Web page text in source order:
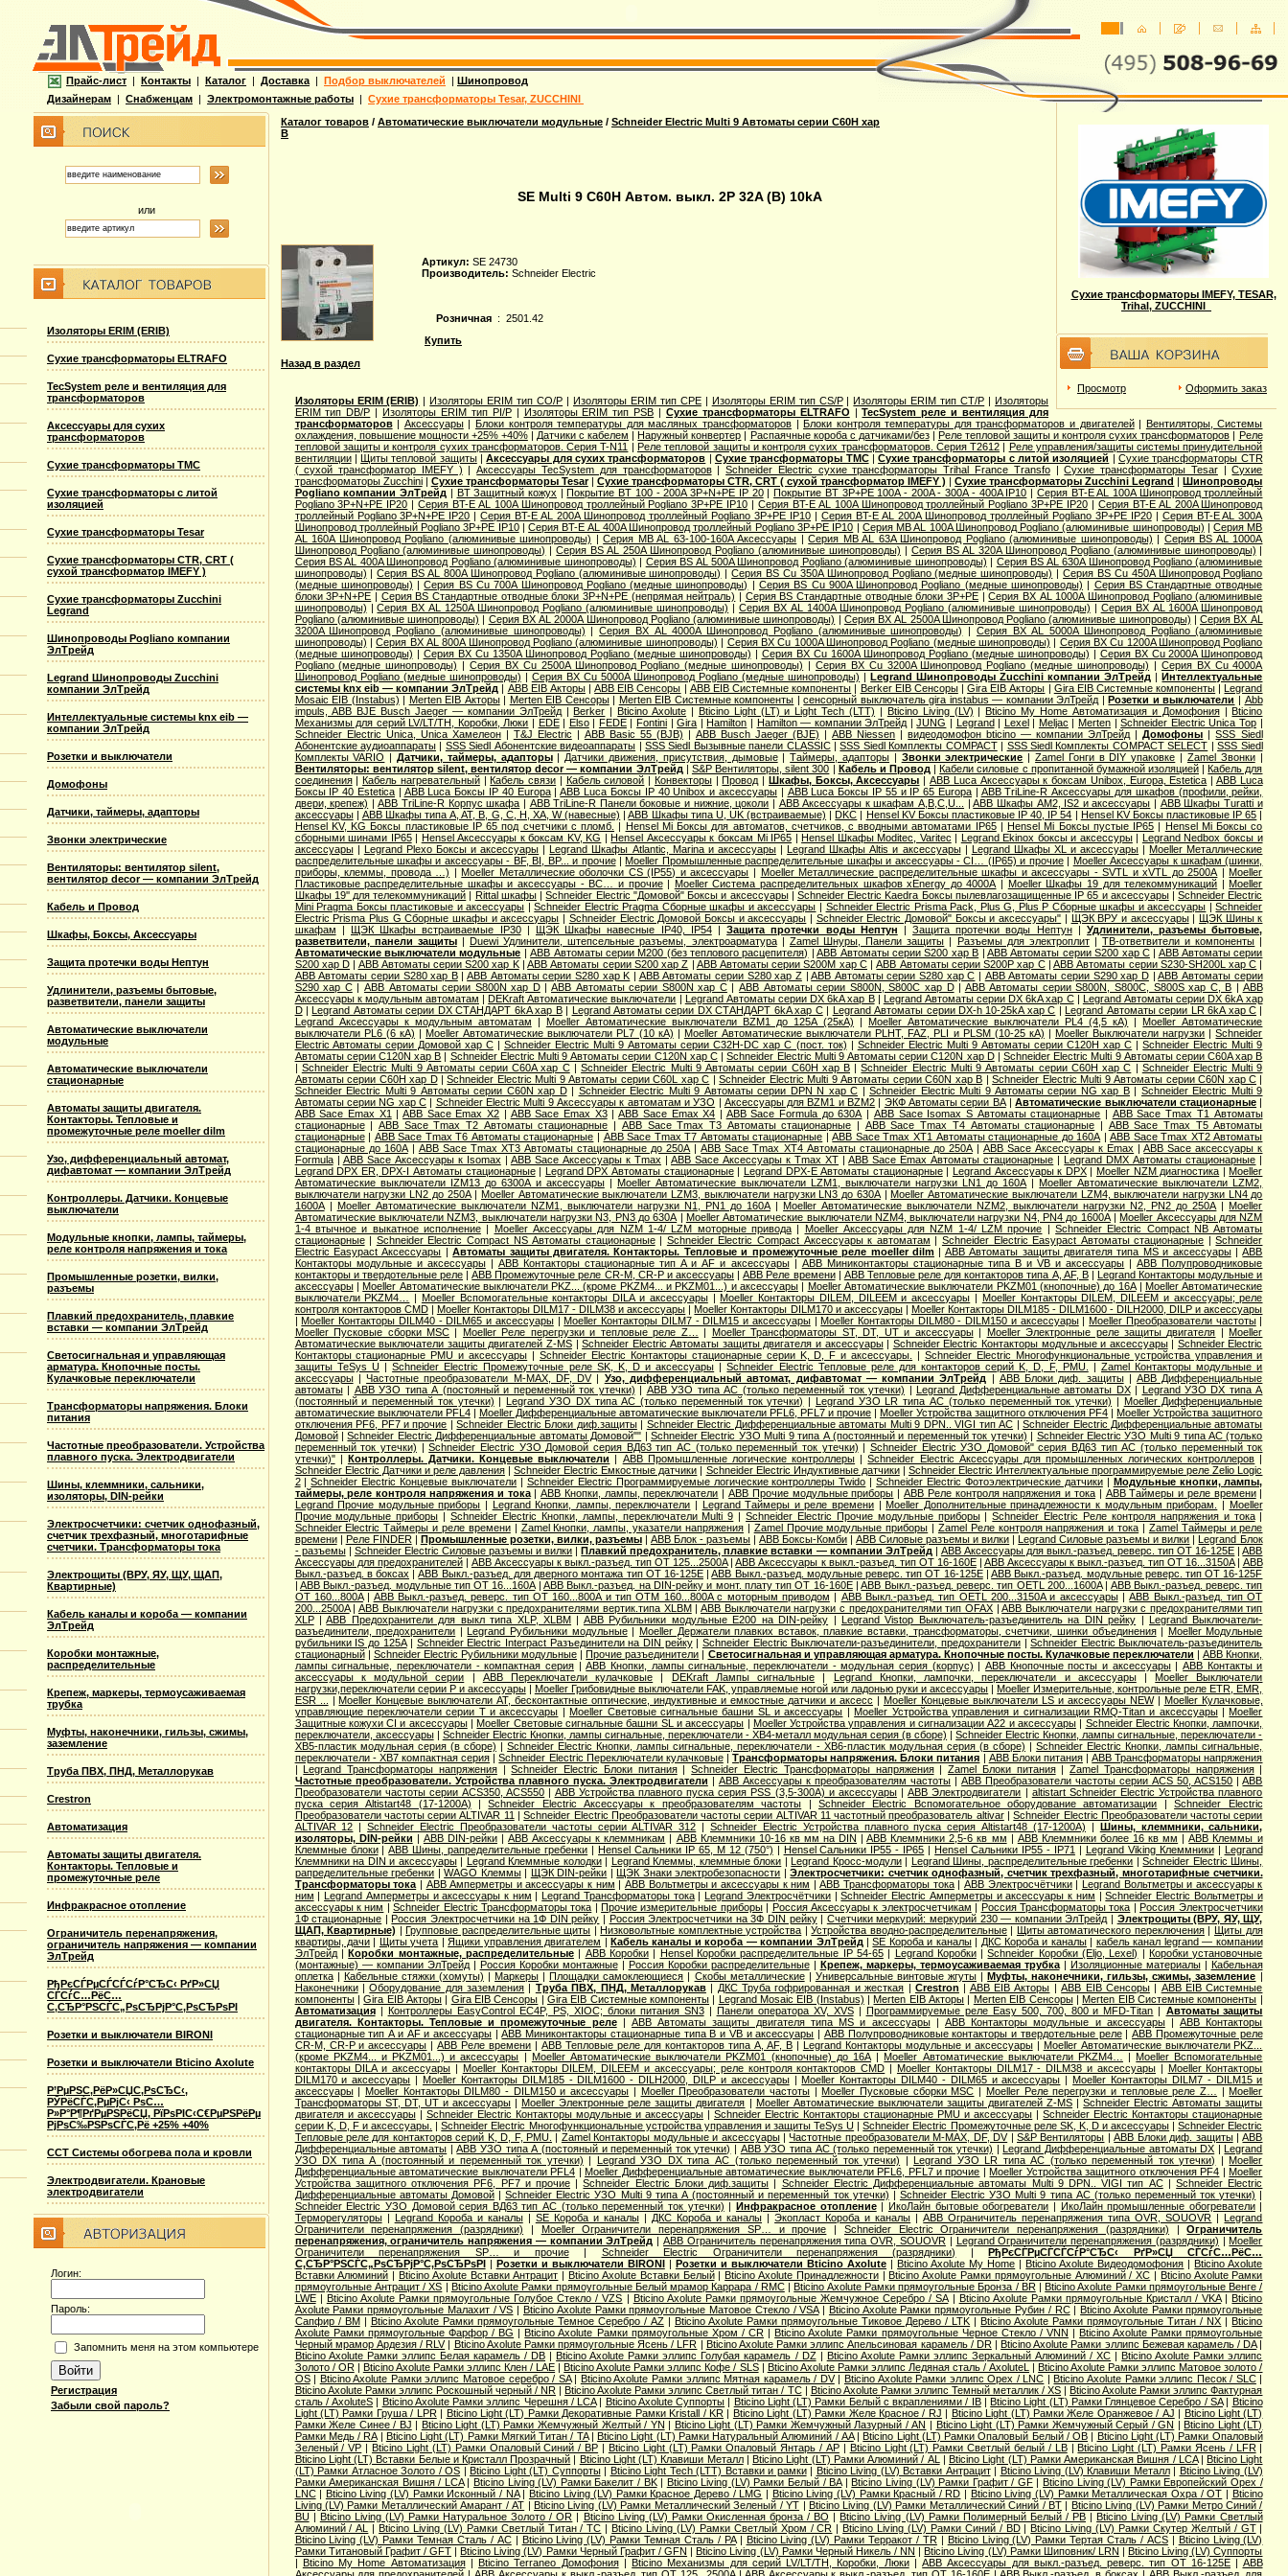
Прайс-лист | Контакты | Каталог | Доставка | Подбор выключателей | Шинопровод
Дизайнерам | Снабженцам | Электромонтажные работы | Сухие трансформаторы Tesar, ZUCCHINI
или
Изоляторы ERIM (ERIB)
Сухие трансформаторы ELTRAFO
TecSystem реле и вентиляция для
трансформаторов
Аксессуары для сухих
трансформаторов
Сухие трансформаторы TMC
Сухие трансформаторы с литой
изоляцией
Сухие трансформаторы Tesar
Сухие трансформаторы CTR, CRT (
сухой трансформатор IMEFY )
Сухие трансформаторы Zucchini
Legrand
Шинопроводы Pogliano компании
ЭлТрейд
Legrand Шинопроводы Zucchini
компании ЭлТрейд
Интеллектуальные системы knx eib —
компании ЭлТрейд
Розетки и выключатели
Домофоны
Датчики, таймеры, адапторы
Звонки электрические
Вентиляторы: вентилятор silent,
вентилятор decor — компании ЭлТрейд
Кабель и Провод
Шкафы, Боксы, Аксессуары
Защита протечки воды Нептун
Удлинители, разъемы бытовые,
разветвители, панели защиты
Автоматические выключатели
модульные
Автоматические выключатели
стационарные
Автоматы защиты двигателя.
Контакторы. Тепловые и
промежуточные реле moeller dilm
Узо, дифференциальный автомат,
дифавтомат — компании ЭлТрейд
Контроллеры. Датчики. Концевые
выключатели
Модульные кнопки, лампы, таймеры,
реле контроля напряжения и тока
Промышленные розетки, вилки,
разъемы
Плавкий предохранитель, плавкие
вставки — компании ЭлТрейд
Светосигнальная и управляющая
арматура. Кнопочные посты.
Кулачковые переключатели
Трансформаторы напряжения. Блоки
питания
Частотные преобразователи. Устройства
плавного пуска. Электродвигатели
Шины, клеммники, сальники,
изоляторы, DIN-рейки
Электросчетчики: счетчик однофазный,
счетчик трехфазный, многотарифные
счетчики. Трансформаторы тока
Электрощиты (ВРУ, ЯУ, ЩУ, ЩАП,
Квартирные)
Кабель каналы и короба — компании
ЭлТрейд
Коробки монтажные,
распределительные
Крепеж, маркеры, термоусаживаемая
трубка
Муфты, наконечники, гильзы, сжимы,
заземление
Труба ПВХ, ПНД, Металлорукав
Crestron
Автоматизация
Автоматы защиты двигателя.
Контакторы. Тепловые и
промежуточные реле
Инфракрасное отопление
Ограничитель перенапряжения,
ограничитель напряжения — компании
ЭлТрейд
РђРєСЃРµСЃСЃСѓР°СЂС‹ РґР»СЏ
СЃСѓС…РёС…
С‚СЂР°РЅСЃС„РѕСЂРјР°С‚РѕСЂРѕРІ
Розетки и выключатели BIRONI
Розетки и выключатели Bticino Axolute
Р’РµРЅС‚РёР»СЏС‚РѕСЂС‹,
РЎРёСЃС‚РµРјС‹ РѕС…
Р»Р°Р¶РґРµРЅРёСЏ, РїРѕРІС‹С€РµРЅРёРµ
РјРѕС‰РЅРѕСЃС‚Рё +25% +40%
ССТ Системы обогрева пола и кровли
Электродвигатели. Крановые
электродвигатели
Логин:
Пароль:
Запомнить меня на этом компьютере
Регистрация
Забыли свой пароль?
Сухие трансформаторы IMEFY, TESAR,
Trihal, ZUCCHINI
Просмотр Оформить заказ
Каталог товаров / Автоматические выключатели модульные / Schneider Electric Multi 9 Автоматы серии C60H хар
B
SE Multi 9 C60H Автом. выкл. 2P 32A (B) 10kA
Артикул: SE 24730
Производитель: Schneider Electric
Розничная : 2501.42
Купить
Назад в раздел
Изоляторы ERIM (ERIB) |Изоляторы ERIM тип CO/P |Изоляторы ERIM тип CPE| Изоляторы ERIM тип CS/P|Изоляторы ERIM тип CT/P |Изоляторы
ERIM тип DB/P |Изоляторы ERIM тип PI/P| Изоляторы ERIM тип PSB | Сухие трансформаторы ELTRAFO |TecSystem реле и вентиляция для
трансформаторов| Аксессуары| Блоки контроля температуры для масляных трансформаторов|Блоки контроля температуры для трансформаторов и двигателей| Вентиляторы, Системы
охлаждения, повышение мощности +25% +40%| Датчики с кабелем |Наружный конвертер | Распаячные короба с датчиками/без| Реле тепловой защиты и контроля сухих трансформаторов | Реле
тепловой защиты и контроля сухих трансформаторов. Серия T-N11 | Реле тепловой защиты и контроля сухих трансформаторов. Серия T2612 | Реле управления/защиты системы принудительной
вентиляции|Щиты тепловой защиты|Аксессуары для сухих трансформаторов | Сухие трансформаторы TMC|Сухие трансформаторы с литой изоляцией | Сухие трансформаторы CTR
( сухой трансформатор IMEFY ) |Аксессуары TecSystem для трансформаторов|Schneider Electric cухие трансформаторы Trihal France Transfo|Сухие трансформаторы Tesar|Сухие
трансформаторы Zucchini| Сухие трансформаторы Tesar| Сухие трансформаторы CTR, CRT ( сухой трансформатор IMEFY ) |Сухие трансформаторы Zucchini Legrand |Шинопроводы
Pogliano компании ЭлТрейд | BT Защитный кожух |Покрытие BT 100 - 200A 3P+N+PE IP 20|Покрытие BT 3P+PE 100A - 200A - 300A - 400A IP10 | Серия BT-E AL 100A Шинопровод троллейный
Pogliano 3P+N+PE IP20 |Серия BT-E AL 100A Шинопровод троллейный Pogliano 3P+PE IP10 |Серия BT-E AL 100A Шинопровод троллейный Pogliano 3P+PE IP20 | Серия BT-E AL 200A Шинопровод
троллейный Pogliano 3P+N+PE IP20 |Серия BT-E AL 200A Шинопровод троллейный Pogliano 3P+PE IP10 | Серия BT-E AL 200A Шинопровод троллейный Pogliano 3P+PE IP20| Серия BT-E AL 300A
Шинопровод троллейный Pogliano 3P+PE IP10|Серия BT-E AL 400A Шинопровод троллейный Pogliano 3P+PE IP10 | Серия MB AL 100A Шинопровод Pogliano (алюминивые шинопроводы) |Серия MB
AL 160A Шинопровод Pogliano (алюминивые шинопроводы) |Серия MB AL 63-100-160A Аксессуары |Серия MB AL 63A Шинопровод Pogliano (алюминивые шинопроводы) | Серия ВS AL 1000A
Шинопровод Pogliano (алюминивые шинопроводы) |Серия ВS AL 250A Шинопровод Pogliano (алюминивые шинопроводы) | Серия ВS AL 320A Шинопровод Pogliano (алюминивые шинопроводы) |
Серия ВS AL 400A Шинопровод Pogliano (алюминивые шинопроводы) | Серия ВS AL 500A Шинопровод Pogliano (алюминивые шинопроводы) | Серия ВS AL 630A Шинопровод Pogliano (алюминивые
шинопроводы) |Серия ВS AL 800A Шинопровод Pogliano (алюминивые шинопроводы) |Серия ВS Cu 350A Шинопровод Pogliano (медные шинопроводы) |Серия ВS Cu 450A Шинопровод Pogliano
(медные шинопроводы) |Серия ВS Cu 700A Шинопровод Pogliano (медные шинопроводы) |Серия ВS Cu 900A Шинопровод Pogliano (медные шинопроводы) | Серия ВS Стандартные отводные
блоки 3P+N+PE | Серия ВS Стандартные отводные блоки 3P+N+PE (непрямая нейтраль) | Серия ВS Стандартные отводные блоки 3P+PE |Серия ВХ AL 1000A Шинопровод Pogliano (алюминивые
шинопроводы) |Серия ВХ AL 1250A Шинопровод Pogliano (алюминивые шинопроводы) |Серия ВХ AL 1400A Шинопровод Pogliano (алюминивые шинопроводы) | Серия ВХ AL 1600A Шинопровод
Pogliano (алюминивые шинопроводы) | Серия ВХ AL 2000A Шинопровод Pogliano (алюминивые шинопроводы) | Серия ВХ AL 2500A Шинопровод Pogliano (алюминивые шинопроводы) |Серия ВХ AL
3200A Шинопровод Pogliano (алюминивые шинопроводы) |Серия ВХ AL 4000A Шинопровод Pogliano (алюминивые шинопроводы) | Серия ВХ AL 5000A Шинопровод Pogliano (алюминивые
шинопроводы) |Серия ВХ AL 800A Шинопровод Pogliano (алюминивые шинопроводы) | Серия ВХ Cu 1000A Шинопровод Pogliano (медные шинопроводы) | Серия ВХ Cu 1200A Шинопровод Pogliano
(медные шинопроводы) | Серия ВХ Cu 1350A Шинопровод Pogliano (медные шинопроводы) | Серия ВХ Cu 1600A Шинопровод Pogliano (медные шинопроводы) | Серия ВХ Cu 2000A Шинопровод
Pogliano (медные шинопроводы) |Серия ВХ Cu 2500A Шинопровод Pogliano (медные шинопроводы) | Серия ВХ Cu 3200A Шинопровод Pogliano (медные шинопроводы) | Серия ВХ Cu 4000A
Шинопровод Pogliano (медные шинопроводы) | Серия ВХ Cu 5000A Шинопровод Pogliano (медные шинопроводы) |Legrand Шинопроводы Zucchini компании ЭлТрейд |Интеллектуальные
системы knx eib — компании ЭлТрейд | ABB EIB Акторы|ABB EIB Сенсоры | ABB EIB Системные компоненты | Berker EIB Сенсоры|Gira EIB Акторы | Gira EIB Системные компоненты |Legrand
Mosaic ЕIB (Instabus) | Merten EIB Акторы| Merten EIB Сенсоры| Merten EIB Системные компоненты |сенсорный выключатель gira instabus — компании ЭлТрейд |Розетки и выключатели | Abb
impuls, АВВ BJE Busch Jaeger — компании ЭлТрейд|Berker |Bticino Axolute | Bticino Light (LT) и Light Tech (LTT) | Bticino Living (LV) |Bticino My Home Автоматизация и Домофония|Bticino
Механизмы для серий LV/LT/TH, Коробки, Люки | EDE| Elso| FEDE|Fontini |Gira |Hamilton | Hamilton — компании ЭлТрейд |JUNG | Legrand| Lexel| Meljac |Merten |Schneider Electric Unica Top|
Schneider Electric Unica, Unica Хамелеон| T&J Electric | АВВ Basic 55 (BJB) | АВВ Busch Jaeger (BJE) |АВВ Niessen |видеодомофон bticino — компании ЭлТрейд |Домофоны |SSS Siedl
Абонентские аудиоаппараты | SSS Siedl Абонентские видеоаппараты | SSS Siedl Вызывные панели CLASSIC|SSS Siedl Комплекты COMPACT| SSS Siedl Комплекты COMPACT SELECT |SSS Siedl
Комплекты VARIO | Датчики, таймеры, адапторы| Датчики движения, присутствия, дымовые|Таймеры, адапторы | Звонки электрические |Zamel Гонги в DIY упаковке | Zamel Звонки|
Вентиляторы: вентилятор silent, вентилятор decor — компании ЭлТрейд | S&P Вентиляторы, silent 300 | Кабель и Провод |Кабели силовые с пропитанной бумажной изоляцией |Кабель для
соединения|Кабель нагревательный|Кабель связи | Кабель силовой | Конвекторы|Провод | Шкафы, Боксы, Аксессуары | ABB Luca Аксессуары к боксам Unibox, Europa, Estetica | ABB Luca
Боксы IP 40 Estetica | ABB Luca Боксы IP 40 Europa|ABB Luca Боксы IP 40 Unibox и аксессуары| ABB Luca Боксы IP 55 и IP 65 Europa | ABB TriLine-R Аксессуары для шкафов (профили, рейки,
двери, крепеж) |ABB TriLine-R Корпус шкафа | ABB TriLine-R Панели боковые и нижние, цоколи | ABB Аксессуары к шкафам A,B,C,U... |ABB Шкафы AM2, IS2 и аксессуары | ABB Шкафы Turatti и
аксессуары| ABB Шкафы типа A, AT, B, G, C, H, XA, W (навесные) |ABB Шкафы типа U, UK (встраиваемые) |DKC | Hensel KV Боксы пластиковые IP 40, IP 54 | Hensel KV Боксы пластиковые IP 65 |
Hensel KV, KG Боксы пластиковые IP 65 под счетчики с пломб.
| Hensel Mi Боксы для автоматов, счетчиков, с вводными автоматами IP65|Hensel Mi Боксы пустые IP65 | Hensel Mi Боксы со
сборными шинами IP65| Hensel Аксессуары к боксам KV, KG |Hensel Аксессуары к боксам Mi IP65 |Hensel Шкафы Moditec, Varitec | Legrand Ekinox боксы и аксессуры| Legrand Nedbox боксы и
аксессуары| Legrand Plexo Боксы и аксессуары |Legrand Шкафы Atlantic, Marina и аксессуары|Legrand Шкафы Altis и аксессуары| Legrand Шкафы XL и аксессуары |Moeller Металлические
распределительные шкафы и аксессуары - BF, BI, BP... и прочие|Moeller Промышленные распределительные шкафы и аксессуары - CI… (IP65) и прочие| Moeller Аксессуары к шкафам (шинки,
приборы, клеммы, провода …) |Moeller Металлические оболочки CS (IP55) и аксессуары | Moeller Металлические распределительные шкафы и аксессуары - SVTL и xVTL до 2500А |Moeller
Пластиковые распределительные шкафы и аксессуары - BC… и прочие| Moeller Система распределительных шкафов xEnergy до 4000А | Moeller Шкафы 19 для телекоммуникаций |Moeller
Шкафы 19'' для телекоммуникаций | Rittal шкафы|Schneider Electric "Домовой" Боксы и аксессуары| Schneider Electric Kaedra Боксы пылевлагозащищенные IP 65 и аксессуары|Schneider Electric
Mini Pragma Боксы пластиковые и аксессуары |Schneider Electric Pragma Сборные шкафы и аксессуары | Schneider Electric Prisma Pack, Plus G, Plus P Сборные шкафы и аксессуары |Schneider
Electric Prisma Plus G Сборные шкафы и аксессуары | Schneider Electric Домовой Боксы и аксессуары | Schneider Electric Домовой" Боксы и аксессуары" | ЩЭК ВРУ и аксессуары|ЩЭК Шины к
шкафам | ЩЭК Шкафы встраиваемые IP30| ЩЭК Шкафы навесные IP40, IP54|Защита протечки воды Нептун |Защита протечки воды Нептун|Удлинители, разъемы бытовые,
разветвители, панели защиты|Duewi Удлинители, штепсельные разъемы, электроарматура| Zamel Шнуры, Панели защиты | Разъемы для электроплит|ТВ-ответвители и компоненты |
Автоматические выключатели модульные |ABB Автоматы серии M200 (без теплового расцепителя) |ABB Автоматы серии S200 хар B | ABB Автоматы серии S200 хар C| ABB Автоматы серии
S200 хар D | ABB Автоматы серии S200 хар K|ABB Автоматы серии S200 хар Z | ABB Автоматы серии S200M хар С|ABB Автоматы серии S200P хар C|ABB Автоматы серии S230-SH200L хар С |
ABB Автоматы серии S280 хар B|ABB Автоматы серии S280 хар K | ABB Автоматы серии S280 хар Z|ABB Автоматы серии S280 хар С | ABB Автоматы серии S290 хар D|ABB Автоматы серии
S290 хар С| ABB Автоматы серии S800N хар D| ABB Автоматы серии S800N хар С|ABB Автоматы серии S800N, S800C хар D| ABB Автоматы серии S800N, S800C, S800S хар С, B | ABB
Аксессуары к модульным автоматам |DEKraft Автоматические выключатели | Legrand Автоматы серии DX 6kA хар B| Legrand Автоматы серии DX 6kA хар C| Legrand Автоматы серии DX 6kA хар
D|Legrand Автоматы серии DX СТАНДАРТ 6kA хар B| Legrand Автоматы серии DX СТАНДАРТ 6kA хар C| Legrand Автоматы серии DX-h 10-25kA хар C |Legrand Автоматы серии LR 6kA хар C|
Legrand Аксессуары к модульным автоматам | Moeller Автоматические выключатели BZM1 до 125А (25кА) |Moeller Автоматические выключатели PL4 (4,5 кА) |Moeller Автоматические
выключатели PL6 (6 кА) |Moeller Автоматические выключатели PL7 (10 кА) | Moeller Автоматические выключатели PLHT, FAZ, PLI и PLSM (10-25 кА) |Moeller Выключатели нагрузки |Schneider
Electric Aвтоматы серии Домовой хар C| Schneider Electric Multi 9 Автоматы серии C32H-DC хар C (пост. ток) | Schneider Electric Multi 9 Автоматы серии C120H хар C |Schneider Electric Multi 9
Автоматы серии C120N хар B | Schneider Electric Multi 9 Автоматы серии C120N хар C|Schneider Electric Multi 9 Автоматы серии C120N хар D|Schneider Electric Multi 9 Автоматы серии C60A хар B
| Schneider Electric Multi 9 Автоматы серии C60A хар C|Schneider Electric Multi 9 Автоматы серии C60H хар B |Schneider Electric Multi 9 Автоматы серии C60H хар C | Schneider Electric Multi 9
Автоматы серии C60H хар D|Schneider Electric Multi 9 Автоматы серии C60L хар C |Schneider Electric Multi 9 Автоматы серии C60N хар B |Schneider Electric Multi 9 Автоматы серии C60N хар C |
Schneider Electric Multi 9 Автоматы серии C60N хар D| Schneider Electric Multi 9 Автоматы серии DPN N хар С |Schneider Electric Multi 9 Автоматы серии NG хар B| Schneider Electric Multi 9
Автоматы серии NG хар С| Schneider Electric Multi 9 Аксессуары к автоматам и УЗО | Аксессуары для BZM1 и BZM2 | ЭКФ Автоматы серии ВА|Автоматические выключатели стационарные |
ABB Sace Emax X1 |ABB Sace Emax X2 | ABB Sace Emax X3|ABB Sace Emax X4 | ABB Sace Formula до 630А | ABB Sace Isomax S Автоматы стационарные | ABB Sace Tmax T1 Автоматы
стационарные| ABB Sace Tmax T2 Автоматы стационарные | ABB Sace Tmax T3 Автоматы стационарные | ABB Sace Tmax T4 Автоматы стационарные | ABB Sace Tmax T5 Автоматы
стационарные| ABB Sace Tmax T6 Автоматы стационарные | ABB Sace Tmax T7 Автоматы стационарные |ABB Sace Tmax XT1 Автоматы стационарные до 160А |ABB Sace Tmax XT2 Автоматы
стационарные до 160А| ABB Sace Tmax XT3 Автоматы стационарные до 250А |ABB Sace Tmax XT4 Автоматы стационарные до 250А| ABB Sace Аксессуары к Emax |ABB Sace аксессуары к
Formula| ABB Sace Аксессуары к Isomax | ABB Sace Аксессуары к Tmax | ABB Sace Аксессуары к Tmax XT |ABB Sace Еmax Автоматы стационарные |Legrand DMX Автоматы стационарные |
Legrand DPX ER, DPX-I Автоматы стационарные| Legrand DPX Автоматы стационарные| Legrand DPX-E Автоматы стационарные| Legrand Аксессуары к DPX| Moeller NZM диагностика |Moeller
Автоматические выключатели IZM13 до 6300А и аксессуары| Moeller Автоматические выключатели LZM1, выключатели нагрузки LN1 до 160А |Moeller Автоматические выключатели LZM2,
выключатели нагрузки LN2 до 250А| Moeller Автоматические выключатели LZM3, выключатели нагрузки LN3 до 630А|Moeller Автоматические выключатели LZM4, выключатели нагрузки LN4 до
1600А| Moeller Автоматические выключатели NZM1, выключатели нагрузки N1, PN1 до 160А|Moeller Автоматические выключатели NZM2, выключатели нагрузки N2, PN2 до 250А |Moeller
Автоматические выключатели NZM3, выключатели нагрузки N3, PN3 до 630А | Moeller Автоматические выключатели NZM4, выключатели нагрузки N4, PN4 до 1600А|Moeller Аксессуары для NZM
1-4 втычное и выкатное исполнение| Moeller Аксессуары для NZM 1-4/ LZM моторные привода| Moeller Аксессуары для NZM 1-4/ LZM прочие |Schneider Electric Compact NB Автоматы
стационарные| Schneider Electric Compact NS Автоматы стационарные| Schneider Electric Compact Аксессуары к автоматам | Schneider Electric Easypact Автоматы стационарные |Schneider
Electric Easypact Аксессуары |Автоматы защиты двигателя. Контакторы. Тепловые и промежуточные реле moeller dilm| ABB Автоматы защиты двигателя типа MS и аксессуары|ABB
Контакторы модульные и аксессуары| ABB Контакторы стационарные тип A и AF и аксессуары| ABB Миниконтакторы стационарные типа B и VB и аксессуары |ABB Полупроводниковые
контакторы и твердотельные реле|ABB Промежуточные реле CR-M, CR-P и аксессуары |ABB Реле времени| ABB Тепловые реле для контакторов типа A, AF, B|Legrand Контакторы модульные и
аксессуары|Moeller Автоматические выключатели PKZ... (кроме PKZM4... и PKZM01...) и аксессуары | Moeller Автоматические выключатели PKZM01 (кнопочные) до 16А|Moeller Автоматические
выключатели PKZM4…
| Moeller Вспомогательные контакторы DILA и аксессуары|Moeller Контакторы DILEM, DILEEM и аксессуары | Moeller Контакторы DILEM, DILEEM и аксессуары; реле
контроля контакторов CMD| Moeller Контакторы DILM17 - DILM38 и аксессуары |Moeller Контакторы DILM170 и аксессуары| Moeller Контакторы DILM185 - DILM1600 - DILH2000, DILP и аксессуары
|Moeller Контакторы DILM40 - DILM65 и аксессуары|Moeller Контакторы DILM7 - DILM15 и аксессуары|Moeller Контакторы DILM80 - DILM150 и аксессуары|Moeller Преобразователи частоты|
Moeller Пусковые сборки MSC | Moeller Реле перегрузки и тепловые реле Z… | Moeller Трансформаторы ST, DT, UT и аксессуары| Moeller Электронные реле защиты двигателя |Moeller
Автоматические выключатели защиты двигателей Z-MS|Schneider Electric Автоматы защиты двигателя и аксессуары| Schneider Electric Контакторы модульные и аксессуары| Schneider Electric
Контакторы стационарные PMU и аксессуары | Schneider Electric Контакторы стационарные серии K, D, F и аксессуары. | Schneider Electric Многофункциональные устройства управления и
защиты TeSys U|Schneider Electric Промежуточные реле SK, K, D и аксессуары |Schneider Electric Тепловые реле для контакторов серий K, D, F, PMU. |Zamel Контакторы модульные и
аксессуары|Частотные преобразователи M-MAX, DF, DV| Узо, дифференциальный автомат, дифавтомат — компании ЭлТрейд | ABB Блоки диф. защиты|ABB Дифференциальные
автоматы| ABB УЗО типа А (постояный и переменный ток утечки) | ABB УЗО типа АС (только переменный ток утечки) |Legrand Дифференциальные автоматы DX| Legrand УЗО DX типа А
(постоянный и переменный ток утечки) |Legrand УЗО DX типа АС (только переменный ток утечки) | Legrand УЗО LR типа АС (только переменный ток утечки) | Moeller Дифференциальные
автоматические выключатели PFL4| Moeller Дифференциальные автоматические выключатели PFL6, PFL7 и прочие |Moeller Устройства защитного отключения PF4 |Moeller Устройства защитного
отключения PF6, PF7 и прочие |Schneider Electric Блоки диф.защиты| Schneider Electric Дифференциальные автоматы Multi 9 DPN.. VIGI тип AС |Schneider Electric Дифференциальные автоматы
Домовой|Schneider Electric Дифференциальные автоматы Домовой"" | Schneider Electric УЗО Multi 9 типа А (постоянный и переменный ток утечки) | Schneider Electric УЗО Multi 9 типа АС (только
переменный ток утечки) |Schneider Electric УЗО Домовой серия ВД63 тип АС (только переменный ток утечки) | Schneider Electric УЗО Домовой" серия ВД63 тип АС (только переменный ток
утечки)"| Контроллеры. Датчики. Концевые выключатели | ABB Промышленные логические контроллеры |Schneider Electric Аксессуары для промышленных логических контроллеров |
Schneider Electric Датчики и реле давления|Schneider Electric Емкостные датчики | Schneider Electric Индуктивные датчики| Schneider Electric Интеллектуальные программируемые реле Zelio Logic
2|Schneider Electric Концевые выключатели | Schneider Electric Программируемые логические контроллеры Twido |Schneider Electric Фотоэлектрические датчики| Модульные кнопки, лампы,
таймеры, реле контроля напряжения и тока|ABB Кнопки, лампы, переключатели |ABB Прочие модульные приборы |ABB Реле контроля напряжения и тока| ABB Таймеры и реле времени|
Legrand Прочие модульные приборы | Legrand Кнопки, лампы, переключатели | Legrand Таймеры и реле времени |Moeller Дополнительные принадлежности к модульным приборам. | Moeller
Прочие модульные приборы |Schneider Electric Кнопки, лампы, переключатели Multi 9 |Schneider Electric Прочие модульные приборы|Schneider Electric Реле контроля напряжения и тока|
Schneider Electric Таймеры и реле времени| Zamel Кнопки, лампы, указатели напряжения| Zamel Прочие модульные приборы | Zamel Реле контроля напряжения и тока | Zamel Таймеры и реле
времени| Реле FINDER| Промышленные розетки, вилки, разъемы| ABB Блок - разъемы|ABB Боксы-Комби |ABB Силовые разъемы и вилки |Legrand Cиловые разъемы и вилки |Legrand Блок
- разъемы| Schneider Electric Силовые разъемы и вилки |Плавкий предохранитель, плавкие вставки — компании ЭлТрейд | ABB Аксессуары для выкл.-разъед. реверс. тип OT 16-125E |ABB
Аксессуары для предохранителей| ABB Аксессуары к выкл.-разъед. тип OT 125...2500A|ABB Аксессуары к выкл.-разъед. тип OT 16-160E| ABB Аксессуары к выкл.-разъед. тип OT 16...3150A| ABB
Выкл.-разъед. в боксах |ABB Выкл.-разъед. для дверного монтажа тип OT 16-125E|ABB Выкл.-разъед. модульные реверс. тип OT 16-125E|ABB Выкл.-разъед. модульные реверс. тип OT 16-125F
| ABB Выкл.-разъед. модульные тип OT 16...160A|ABB Выкл.-разъед. на DIN-рейку и монт. плату тип OT 16-160E|ABB Выкл.-разъед. реверс. тип OETL 200...1600A| ABB Выкл.-разъед. реверс. тип
OT 160...800A| ABB Выкл.-разъед. реверс. тип OT 160...800A и тип OTМ 160...800A с моторным приводом | ABB Выкл.-разъед. тип OETL 200...3150A и аксессуары|ABB Выкл.-разъед. тип OT
200...2500A| ABB Выключатели нагрузки с предохранителями вертик.типа XLBM|ABB Выключатели нагрузки с предохранителями тип OFAX|ABB Выключатели нагрузки с предохранителями тип
XLP|ABB Предохранители для выкл типа XLP, XLBM | ABB Рубильники модульные E200 на DIN-рейку | Legrand Vistop Выключатель-разъединитель на DIN рейку |Legrand Выключатели-
разъединители, предохранители |Legrand Рубильники модульные| Moeller Держатели плавких вставок, плавкие вставки, трансформаторы, счетчики, шинки объединения| Moeller Модульные
рубильники IS до 125А| Schneider Electric Interpact Разъединители на DIN рейку| Schneider Electric Выключатели-разъединители, предохранители|Schneider Electric Выключатель-разъединитель
стационарный| Schneider Electric Рубильники модульные |Прочие разъединители | Светосигнальная и управляющая арматура. Кнопочные посты. Кулачковые переключатели |ABB Кнопки,
лампы сигнальные, переключатели - компактная серия|ABB Кнопки, лампы сигнальные, переключатели - модульная серия (корпус) |ABB Кнопочные посты и аксессуары|ABB Контакты и
аксессуары к модульной серии | ABB Переключатели кулачковые | DEKraft Лампы сигнальные | Legrand Кнопки, лампочки, переключатели и аксессуары|Moeller Выключатели
нагрузки,переключатели серии P и аксессуары| Moeller Грибовидные выключатели FAK, управляемые ногой или ладонью руки и аксессуары |Moeller Измерительные, контрольные реле ETR, EMR,
ESR ...
|Moeller Концевые выключатели AT, бесконтактные оптические, индуктивные и емкостные датчики и аксесс | Moeller Концевые выключатели LS и аксессуары NEW| Moeller Кулачковые,
управляющие переключатели серии T и аксессуары |Moeller Световые сигнальные башни SL и аксессуары |Moeller Устройства управления и сигнализации RMQ-Titan и аксессуары|Moeller
Защитные кожухи CI и аксессуары|Moeller Световые сигнальные башни SL и аксессуары | Moeller Устройства управления и сигнализации А22 и аксессуары| Schneider Electric Кнопки, лампочки,
переключатели, аксессуары| Schneider Electric Кнопки, лампы сигнальные, переключатели - XB4-металл модульная серия (в сборе) |Schneider Electric Кнопки, лампы сигнальные, переключатели -
XB5-пластик модульная серия (в сборе) |Schneider Electric Кнопки, лампы сигнальные, переключатели - XB6-пластик модульная серия (в сборе) |Schneider Electric Кнопки, лампы сигнальные,
переключатели - XB7 компактная серия |Schneider Electric Переключатели кулачковые|Трансформаторы напряжения. Блоки питания | ABB Блоки питания|ABB Трансформаторы напряжения
|Legrand Трансформаторы напряжения|Schneider Electric Блоки питания|Schneider Electric Трансформаторы напряжения|Zamel Блоки питания|Zamel Трансформаторы напряжения|
Частотные преобразователи. Устройства плавного пуска. Электродвигатели | ABB Аксессуары к преобразователям частоты |ABB Преобразователи частоты серии ACS 50, ACS150 |ABB
Преобразователи частоты серии ACS350, ACS550 | ABB Устройства плавного пуска серия PSS (3,5-300А) и аксессуары|ABB Электродвигатели | altistart Schneider Electric Устройства плавного
пуска серия Altistart48 (17-1200А) |Schneider Electric Аксессуары к преобразователям частоты | Schneider Electric Вспомогательное оборудование автоматизации |Schneider Electric
Преобразователи частоты серии ALTIVAR 11 |Schneider Electric Преобразователи частоты серии ALTIVAR 11 частотный преобразователь altivar|Schneider Electric Преобразователи частоты серии
ALTIVAR 12 |Schneider Electric Преобразователи частоты серии ALTIVAR 312 |Schneider Electric Устройства плавного пуска серия Altistart48 (17-1200А) | Шины, клеммники, сальники,
изоляторы, DIN-рейки | ABB DIN-рейки|ABB Аксессуары к клеммникам | ABB Клеммники 10-16 кв мм на DIN |ABB Клеммники 2,5-6 кв мм | ABB Клеммники более 16 кв мм |ABB Клеммы и
Клеммные блоки|ABB Шины, рапределительные гребенки |Hensel Cальники IP 65, M 12 (750°) | Hensel Сальники IP55 - IP65 |Hensel Сальники IP55 - IP71 | Legrand Viking Клеммники| Legrand
Клеммники на DIN и аксессуары| Legrand Клеммные колодки| Legrand Клеммы, клеммные блоки |Legrand Кросс-модули| Legrand Шины, распределительные гребенки |Schneider Electric Шины,
рапределительные гребенки |WAGO Клеммы| ЩЭК DIN-рейки |ЩЭК Знаки электробезопасности |Электросчетчики: счетчик однофазный, счетчик трехфазный, многотарифные счетчики.
Трансформаторы тока | ABB Амперметры и аксессуары к ним | ABB Вольтметры и аксессуары к ним |ABB Трансформаторы тока| ABB Электросчётчики| Legrand Вольтметры и аксессуары к
ним |Legrand Амперметры и аксессуары к ним |Legrand Трансформаторы тока|Legrand Электросчётчики|Schneider Electric Амперметры и аксессуары к ним |Schneider Electric Вольтметры и
аксессуары к ним |Schneider Electric Трансформаторы тока |Прочие измерительные приборы| Россия Аксессуары к электросчетчикам | Россия Трансформаторы тока |Россия Электросчетчики
1Ф стационарные |Россия Электросчетчики на 1Ф DIN рейку | Россия Электросчетчики на 3Ф DIN рейку| Счетчики меркурий: меркурий 230 — компании ЭлТрейд | Электрощиты (ВРУ, ЯУ, ЩУ,
ЩАП, Квартирные) |Групповые распределительные щиты |Низковольтные комплектные устройства |Устройства вводно-распределительные| Щиты автоматического переключения|Щиты для
квартиры, дачи | Щиты учета |Ящики управления двигателем | Кабель каналы и короба — компании ЭлТрейд |SE Короба и каналы| ДКС Короба и каналы| кабель канал legrand — компании
ЭлТрейд|Коробки монтажные, распределительные| ABB Коробки| Hensel Коробки распределительные IP 54-65| Legrand Коробки|Schneider Коробки (Eljo, Lexel) |Коробки установочные
(монтажные) — компании ЭлТрейд| Россия Коробки монтажные| Россия Коробки распределительные| Крепеж, маркеры, термоусаживаемая трубка| Изоляционные материалы| Кабельная
оплетка| Кабельные стяжки (хомуты) |Маркеры |Площадки самоклеющиеся | Скобы металлические| Универсальные винтовые жгуты|Муфты, наконечники, гильзы, сжимы, заземление |
Наконечники|Оборудование для заземления | Труба ПВХ, ПНД, Металлорукав| ДКС Труба гофрированная и жесткая | Crestron | ABB EIB Акторы |ABB EIB Сенсоры| ABB EIB Системные
компоненты|Gira EIB Акторы| Gira EIB Сенсоры |Gira EIB Системные компоненты | Legrand Mosaic ЕIB (Instabus) |Merten EIB Акторы | Merten EIB Сенсоры|Merten EIB Системные компоненты |
Автоматизация| Контроллеры EasyControl EC4P, PS, XIOC; блоки питания SN3| Панели оператора XV, XVS| Программируемые реле Easy 500, 700, 800 и MFD-Titan | Автоматы защиты
двигателя. Контакторы. Тепловые и промежуточные реле|ABB Автоматы защиты двигателя типа MS и аксессуары| ABB Контакторы модульные и аксессуары|ABB Контакторы
стационарные тип A и AF и аксессуары |ABB Миниконтакторы стационарные типа B и VB и аксессуары | ABB Полупроводниковые контакторы и твердотельные реле|ABB Промежуточные реле
CR-M, CR-P и аксессуары |ABB Реле времени |ABB Тепловые реле для контакторов типа A, AF, B| Legrand Контакторы модульные и аксессуары| Moeller Автоматические выключатели PKZ...
(кроме PKZM4... и PKZM01...) и аксессуары | Moeller Автоматические выключатели PKZM01 (кнопочные) до 16А|Moeller Автоматические выключатели PKZM4… |Moeller Вспомогательные
контакторы DILA и аксессуары | Moeller Контакторы DILEM, DILEEM и аксессуары; реле контроля контакторов CMD | Moeller Контакторы DILM17 - DILM38 и аксессуары| Moeller Контакторы
DILM170 и аксессуары | Moeller Контакторы DILM185 - DILM1600 - DILH2000, DILP и аксессуары|Moeller Контакторы DILM40 - DILM65 и аксессуары |Moeller Контакторы DILM7 - DILM15 и
аксессуары| Moeller Контакторы DILM80 - DILM150 и аксессуары | Moeller Преобразователи частоты|Moeller Пусковые сборки MSC | Moeller Реле перегрузки и тепловые реле Z… |Moeller
Трансформаторы ST, DT, UT и аксессуары|Moeller Электронные реле защиты двигателя | Moeller Автоматические выключатели защиты двигателей Z-MS |Schneider Electric Автоматы защиты
двигателя и аксессуары| Schneider Electric Контакторы модульные и аксессуары|Schneider Electric Контакторы стационарные PMU и аксессуары |Schneider Electric Контакторы стационарные
серии K, D, F и аксессуары. |Schneider Electric Многофункциональные устройства управления и защиты TeSys U |Schneider Electric Промежуточные реле SK, K, D и аксессуары |Schneider Electric
Тепловые реле для контакторов серий K, D, F, PMU. | Zamel Контакторы модульные и аксессуары|Частотные преобразователи M-MAX, DF, DV|S&P Вентиляторы |ABB Блоки диф. защиты|ABB
Дифференциальные автоматы |ABB УЗО типа А (постояный и переменный ток утечки) | ABB УЗО типа АС (только переменный ток утечки) |Legrand Дифференциальные автоматы DX |Legrand
УЗО DX типа А (постоянный и переменный ток утечки) | Legrand УЗО DX типа АС (только переменный ток утечки) |Legrand УЗО LR типа АС (только переменный ток утечки) |Moeller
Дифференциальные автоматические выключатели PFL4 |Moeller Дифференциальные автоматические выключатели PFL6, PFL7 и прочие |Moeller Устройства защитного отключения PF4 |Moeller
Устройства защитного отключения PF6, PF7 и прочие|Schneider Electric Блоки диф.защиты | Schneider Electric Дифференциальные автоматы Multi 9 DPN.. VIGI тип AС|Schneider Electric
Дифференциальные автоматы Домовой|Schneider Electric УЗО Multi 9 типа А (постоянный и переменный ток утечки) | Schneider Electric УЗО Multi 9 типа АС (только переменный ток утечки) |
Schneider Electric УЗО Домовой серия ВД63 тип АС (только переменный ток утечки) | Инфракрасное отопление| ИкоЛайн бытовые обогреватели | ИкоЛайн промышленные обогреватели|
Терморегуляторы| Legrand Короба и каналы| SE Короба и каналы| ДКС Короба и каналы |Экопласт Короба и каналы |ABB Ограничитель перенапряжения типа OVR, SOUOVR |Legrand
Ограничители перенапряжения (разрядники) | Moeller Ограничители перенапряжения SP… и прочие | Schneider Electric Ограничители перенапряжения (разрядники) |Ограничитель
перенапряжения, ограничитель напряжения — компании ЭлТрейд |ABB Ограничитель перенапряжения типа OVR, SOUOVR| Legrand Ограничители перенапряжения (разрядники) |Moeller
Ограничители перенапряжения SP… и прочие| Schneider Electric Ограничители перенапряжения (разрядники) |РђРєСЃРµСЃСЃСѓР°СЂС‹ РґР»СЏ СЃСѓС…РёС…
С‚СЂР°РЅСЃС„РѕСЂРјР°С‚РѕСЂРѕРІ| Розетки и выключатели BIRONI| Розетки и выключатели Bticino Axolute |Bticino Axolute My Home |Bticino Axolute Видеодомофония |Bticino Axolute
Вставки Алюминий |Bticino Axolute Вставки Антрацит |Bticino Axolute Вставки Белый|Bticino Axolute Принадлежности|Bticino Axolute Рамки прямоугольные Алюминий / XC | Bticino Axolute Рамки
прямоугольные Антрацит / XS | Bticino Axolute Рамки прямоугольные Белый мрамор Каррара / RMC|Bticino Axolute Рамки прямоугольные Бронза / BR|Bticino Axolute Рамки прямоугольные Венге /
LWE| Bticino Axolute Рамки прямоугольные Голубое Стекло / VZS | Bticino Axolute Рамки прямоугольные Жемчужное Серебро / SA| Bticino Axolute Рамки прямоугольные Кристалл / VKA|Bticino
Axolute Рамки прямоугольные Малахит / VS | Bticino Axolute Рамки прямоугольные Матовое Стекло / VSA| Bticino Axolute Рамки прямоугольные Рубин / RC|Bticino Axolute Рамки прямоугольные
Сапфир / BM| Bticino Axolute Рамки прямоугольные Темное Серебро / AZ| Bticino Axolute Рамки прямоугольные Тиковое Дерево / LTK |Bticino Axolute Рамки прямоугольные Титан / NX |Bticino
Axolute Рамки прямоугольные Фарфор / BG |Bticino Axolute Рамки прямоугольные Хром / CR|Bticino Axolute Рамки прямоугольные Черное Стекло / VNN |Bticino Axolute Рамки прямоугольные
Черный мрамор Ардезия / RLV| Bticino Axolute Рамки прямоугольные Ясень / LFR | Bticino Axolute Рамки эллипс Апельсиновая карамель / DR|Bticino Axolute Рамки эллипс Бежевая карамель / DA|
Bticino Axolute Рамки эллипс Белая карамель / DB |Bticino Axolute Рамки эллипс Голубая карамель / DZ| Bticino Axolute Рамки эллипс Зеркальный Алюминий / XC |Bticino Axolute Рамки эллипс
Золото / OR| Bticino Axolute Рамки эллипс Клен / LAE |Bticino Axolute Рамки эллипс Кофе / SLS| Bticino Axolute Рамки эллипс Ледяная сталь / AxoluteL |Bticino Axolute Рамки эллипс Матовое золото /
OS| Bticino Axolute Рамки эллипс Матовое серебро / SA| Bticino Axolute Рамки эллипс Мятная карамель / DV| Bticino Axolute Рамки эллипс Орех / LNC |Bticino Axolute Рамки эллипс Песок / SLC|
Bticino Axolute Рамки эллипс Роскошный черный / NR |Bticino Axolute Рамки эллипс Светлый титан / TC| Bticino Axolute Рамки эллипс Темный металлик / XS |Bticino Axolute Рамки эллипс Фактурная
сталь / AxoluteS | Bticino Axolute Рамки эллипс Черешня / LCA| Bticino Axolute Суппорты | Bticino Light (LT) Рамки Белый с вкраплениями / IB|Bticino Light (LT) Рамки Глянцевое Серебро / SA| Bticino
Light (LT) Рамки Груша / LPR| Bticino Light (LT) Рамки Декоративные Рамки Kristall / KR | Bticino Light (LT) Рамки Желе Красное / RJ | Bticino Light (LT) Рамки Желе Оранжевое / AJ | Bticino Light (LT)
Рамки Желе Синее / BJ | Bticino Light (LT) Рамки Жемчужный Желтый / YN | Bticino Light (LT) Рамки Жемчужный Лазурный / AN | Bticino Light (LT) Рамки Жемчужный Серый / GN |Bticino Light (LT)
Рамки Медь / RA| Bticino Light (LT) Рамки Мягкий Титан / TA|Bticino Light (LT) Рамки Натуральный Алюминий / AA|Bticino Light (LT) Рамки Опаловый Белый / OB | Bticino Light (LT) Рамки Опаловый
Зеленый / VP |Bticino Light (LT) Рамки Опаловый Синий / BP | Bticino Light (LT) Рамки Опаловый Янтарь / AP| Bticino Light (LT) Рамки Светлый белый / LB|Bticino Light (LT) Рамки Ясень / LFR|
Bticino Light (LT) Вставки Белые и Кристалл Прозрачный | Bticino Light (LT) Клавиши Металл|Bticino Light (LT) Рамки Алюминий / AL |Bticino Light (LT) Рамки Американская Вишня / LCA|Bticino Light
(LT) Рамки Атласное Золото / OS |Bticino Light (LT) Суппорты| Bticino Light Tech (LTT) Вставки и рамки| Bticino Living (LV) Вставки Антрацит| Bticino Living (LV) Клавиши Металл| Bticino Living (LV)
Рамки Американская Вишня / LCA|Bticino Living (LV) Рамки Бакелит / BK| Bticino Living (LV) Рамки Белый / BA|Bticino Living (LV) Рамки Графит / GF|Bticino Living (LV) Рамки Европейский Орех /
LNC| Bticino Living (LV) Рамки Исконный / NA| Bticino Living (LV) Рамки Красное Дерево / LMG | Bticino Living (LV) Рамки Красный / RD | Bticino Living (LV) Рамки Металлическая Охра / OT | Bticino
Living (LV) Рамки Металлический Амарант / AT |Bticino Living (LV) Рамки Металлический Зеленый / YT | Bticino Living (LV) Рамки Металлический Синий / BT | Bticino Living (LV) Рамки Метро Синий /
BU| Bticino Living (LV) Рамки Натуральное Золото / OR | Bticino Living (LV) Рамки Окисленная бронза / BO |Bticino Living (LV) Рамки Полимерный Белый / PB|Bticino Living (LV) Рамки Светлый
Алюминий / AL
|Bticino Living (LV) Рамки Светлый Титан / TC |Bticino Living (LV) Рамки Светлый Хром / CR |Bticino Living (LV) Рамки Синий / BD|Bticino Living (LV) Рамки Скутер Желтый / GT|
Bticino Living (LV) Рамки Темная Сталь / AC| Bticino Living (LV) Рамки Темная Сталь / PA| Bticino Living (LV) Рамки Терракот / TR| Bticino Living (LV) Рамки Тертая Сталь / ACS| Bticino Living (LV)
Рамки Титановый Графит / GFT |Bticino Living (LV) Рамки Черный Графит / GFN |Bticino Living (LV) Рамки Черный Никель / NN |Bticino Living (LV) Рамки Шиповник/ LRN |Bticino Living (LV) Суппорты
| Bticino My Home Автоматизация|Bticino Terraneo Домофония|Bticino Механизмы для серий LV/LT/TH, Коробки, Люки|ABB Аксессуары для выкл.-разъед. реверс. тип OT 16-125E| ABB